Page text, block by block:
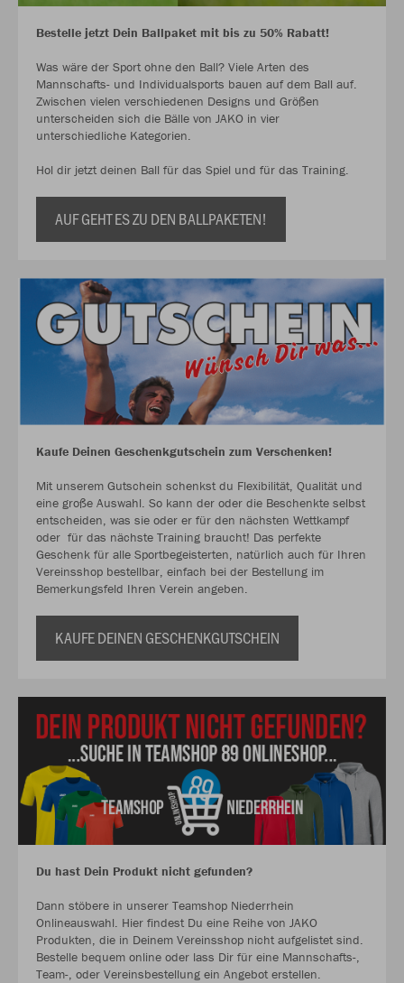
Bestelle jetzt Dein Ballpaket mit bis zu 50% Rabatt!
Was wäre der Sport ohne den Ball? Viele Arten des
Mannschafts- und Individualsports bauen auf dem Ball auf.
Zwischen vielen verschiedenen Designs und Größen
unterscheiden sich die Bälle von JAKO in vier
unterschiedliche Kategorien.
Hol dir jetzt deinen Ball für das Spiel und für das Training.
AUF GEHT ES ZU DEN BALLPAKETEN!
Kaufe Deinen Geschenkgutschein zum Verschenken!
Mit unserem Gutschein schenkst du Flexibilität, Qualität und
eine große Auswahl. So kann der oder die Beschenkte selbst
entscheiden, was sie oder er für den nächsten Wettkampf
oder für das nächste Training braucht! Das perfekte
Geschenk für alle Sportbegeisterten, natürlich auch für Ihren
Vereinsshop bestellbar, einfach bei der Bestellung im
Bemerkungsfeld Ihren Verein angeben.
KAUFE DEINEN GESCHENKGUTSCHEIN
Du hast Dein Produkt nicht gefunden?
Dann stöbere in unserer Teamshop Niederrhein
Onlineauswahl. Hier findest Du eine Reihe von JAKO
Produkten, die in Deinem Vereinsshop nicht aufgelistet sind.
Bestelle bequem online oder lass Dir für eine Mannschafts-,
Team-, oder Vereinsbestellung ein Angebot erstellen.